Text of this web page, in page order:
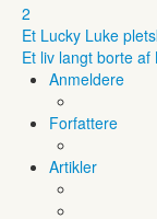
2
Et Lucky Luke
Et liv langt borte af
Anmeldere
Forfattere
Artikler